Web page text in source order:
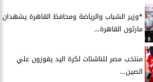
*وزير الشباب والرياضة ومحافظ القاهرة يشهدان
مارثون القاهرة...
منتخب مصر للناشئات لكرة اليد يفوزون علي
الصين...